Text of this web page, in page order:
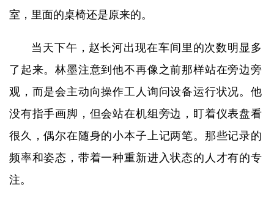
室，里面的桌椅还是原来的。
当天下午，赵长河出现在车间里的次数明显多
了起来。林墨注意到他不再像之前那样站在旁边旁
观，而是会主动向操作工人询问设备运行状况。他
没有指手画脚，但会站在机组旁边，盯着仪表盘看
很久，偶尔在随身的小本子上记两笔。那些记录的
频率和姿态，带着一种重新进入状态的人才有的专
注。